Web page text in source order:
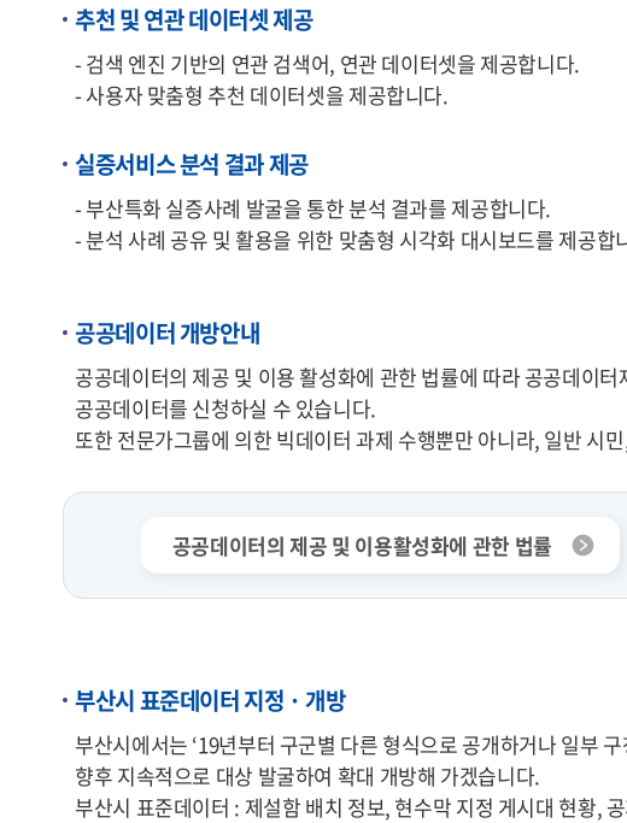
추천 및 연관 데이터셋 제공
- 검색 엔진 기반의 연관 검색어, 연관 데이터셋을 제공합니다.
- 사용자 맞춤형 추천 데이터셋을 제공합니다.
실증서비스 분석 결과 제공
- 부산특화 실증사례 발굴을 통한 분석 결과를 제공합니다.
- 분석 사례 공유 및 활용을 위한 맞춤형 시각화 대시보드를 제공합
공공데이터 개방안내
공공데이터의 제공 및 이용 활성화에 관한 법률에 따라 공공데이
공공데이터를 신청하실 수 있습니다.
또한 전문가그룹에 의한 빅데이터 과제 수행뿐만 아니라, 일반
공공데이터의 제공 및 이용활성화에 관한 법률
부산시 표준데이터 지정 · 개방
부산시에서는 ‘19년부터 구군별 다른 형식으로 공개하거나 일부
향후 지속적으로 대상 발굴하여 확대 개방해 가겠습니다.
부산시 표준데이터 : 제설함 배치 정보, 현수막 지정 게시대 현황,